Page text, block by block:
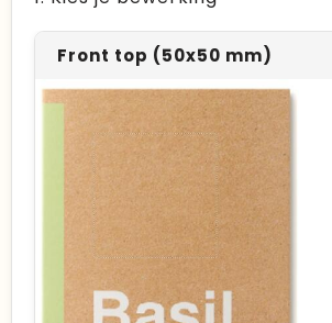
Front top (50x50 mm)